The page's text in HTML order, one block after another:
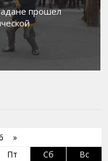
прошел
»
Пт Сб
Вс